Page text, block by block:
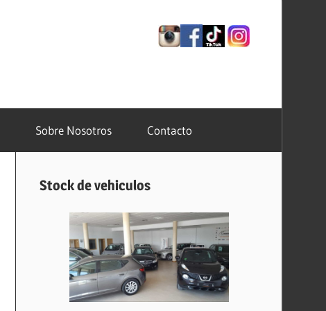
Sobre Nosotros Contacto
Stock de vehiculos